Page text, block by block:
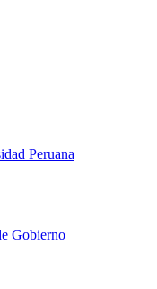
Peruana
Gobierno